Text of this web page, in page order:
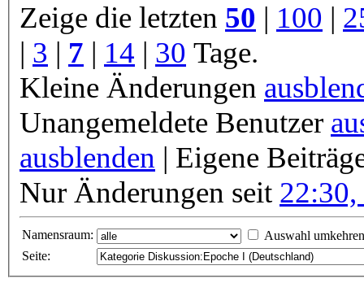
Zeige die letzten 50 | 100 |
| 3 | 7 | 14 | 30 Tage.
Kleine Änderungen
Unangemeldete Benutzer
ausblenden | Eigene
Nur Änderungen seit
Namensraum:
Auswahl umkehren
Seite: